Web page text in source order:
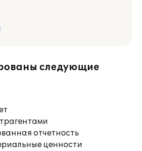
следующие
отчетность
ценности